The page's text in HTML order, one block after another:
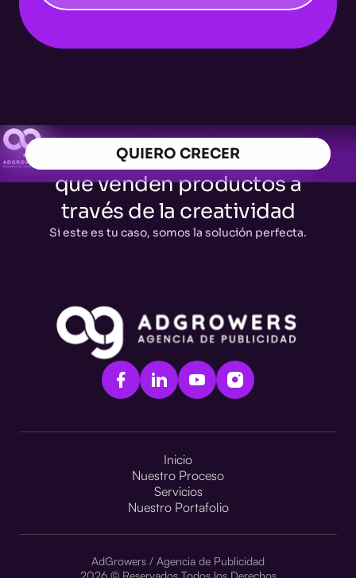
Inicio
Nuestro Proceso
Servicios
Nuestro Portafolio
AdGrowers / Agencia de Publicidad